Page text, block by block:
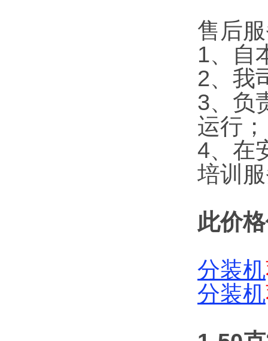
售后
1、自
2、我
3、负
运行；
4、在
培训
此价
分装机
分装机